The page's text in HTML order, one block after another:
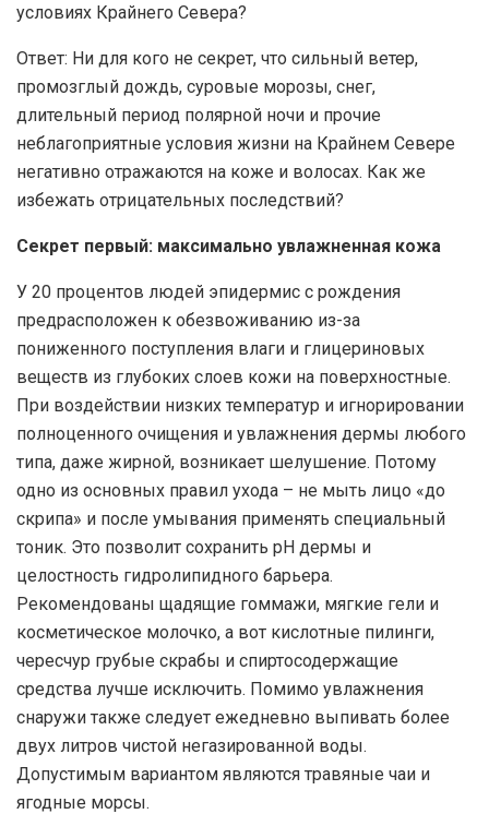
условиях Крайнего Севера?
Ответ: Ни для кого не секрет, что сильный ветер,
промозглый дождь, суровые морозы, снег,
длительный период полярной ночи и прочие
неблагоприятные условия жизни на Крайнем Севере
негативно отражаются на коже и волосах. Как же
избежать отрицательных последствий?
Секрет первый: максимально увлажненная кожа
У 20 процентов людей эпидермис с рождения
предрасположен к обезвоживанию из-за
пониженного поступления влаги и глицериновых
веществ из глубоких слоев кожи на поверхностные.
При воздействии низких температур и игнорировании
полноценного очищения и увлажнения дермы любого
типа, даже жирной, возникает шелушение. Потому
одно из основных правил ухода – не мыть лицо «до
скрипа» и после умывания применять специальный
тоник. Это позволит сохранить рН дермы и
целостность гидролипидного барьера.
Рекомендованы щадящие гоммажи, мягкие гели и
косметическое молочко, а вот кислотные пилинги,
чересчур грубые скрабы и спиртосодержащие
средства лучше исключить. Помимо увлажнения
снаружи также следует ежедневно выпивать более
двух литров чистой негазированной воды.
Допустимым вариантом являются травяные чаи и
ягодные морсы.